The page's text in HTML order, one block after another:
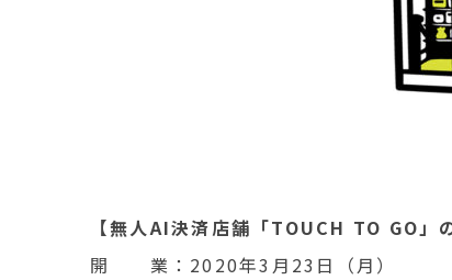
【無人AI決済店舗「TOUCH TO GO」
開 業：2020年3月23日（月）